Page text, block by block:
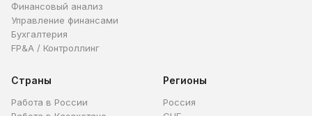
Финансовый анализ
Управление финансами
Бухгалтерия
FP&A / Контроллинг
Страны
Работа в России
Регионы
Россия